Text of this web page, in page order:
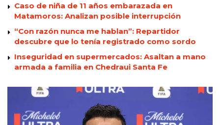
Caso de niña de 11 años embarazada en
Matamoros: Analizan posible interrupción
“Con razón nunca me hablan”: Repartidor
descubre que lo tenía registrado como sordo
Inseguridad en supermercados: Asaltan a mano
armada a familia en Chedraui Santa Fe